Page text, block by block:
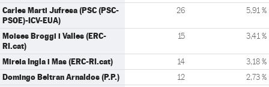
Carles Marti Jufresa (PSC (PSC-
PSOE)-ICV-EUA)
26 5,91 %
Moises Broggi i Valles (ERC-
RI.cat)
15 3,41 %
Mireia Ingla i Mas (ERC-RI.cat) 14 3,18 %
Domingo Beltran Arnaldos (P.P.) 12 2,73 %